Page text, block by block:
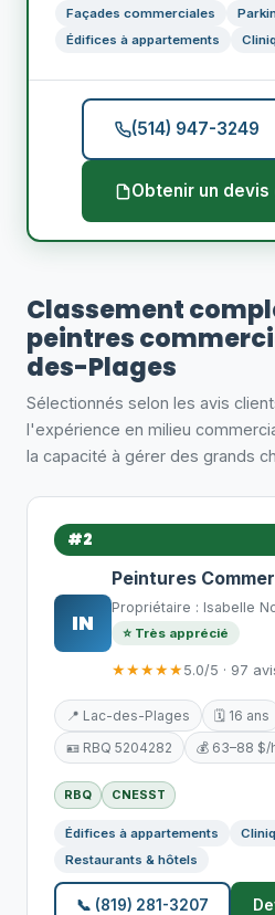
Façades commerciales
Édifices à appartements
(514) 947-3249
Obtenir un
Classement
peintres
des-Plages
Sélectionnés selon les avis
l'expérience en milieu
la capacité à gérer des grands
#2
IN
Peintures
Propriétaire : Isabelle
⭐ Très apprécié
★★★★★5.0/5 · 97
📍 Lac-des-Plages 🗓️ 16 ans
🪪 RBQ 5204282
💰 63–88 $/
RBQ CNESST
Édifices à appartements
Restaurants & hôtels
📞 (819) 281-3207